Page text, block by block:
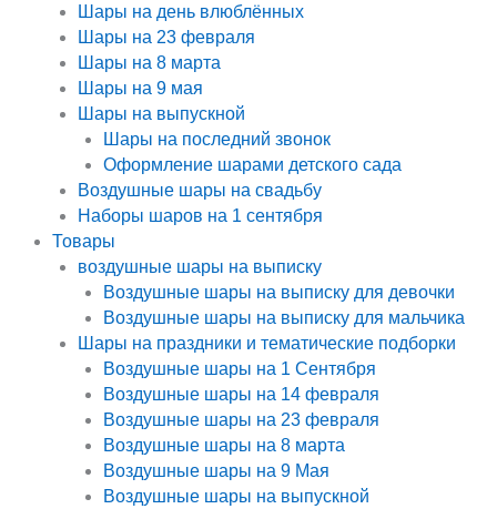
Шары на день влюблённых
Шары на 23 февраля
Шары на 8 марта
Шары на 9 мая
Шары на выпускной
Шары на последний звонок
Оформление шарами детского сада
Воздушные шары на свадьбу
Наборы шаров на 1 сентября
Товары
воздушные шары на выписку
Воздушные шары на выписку для девочки
Воздушные шары на выписку для мальчика
Шары на праздники и тематические подборки
Воздушные шары на 1 Сентября
Воздушные шары на 14 февраля
Воздушные шары на 23 февраля
Воздушные шары на 8 марта
Воздушные шары на 9 Мая
Воздушные шары на выпускной